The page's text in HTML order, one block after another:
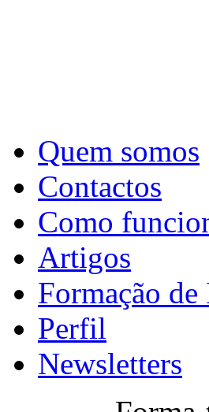
Quem somos
Contactos
Como
Artigos
Formação de
Perfil
Newsletters